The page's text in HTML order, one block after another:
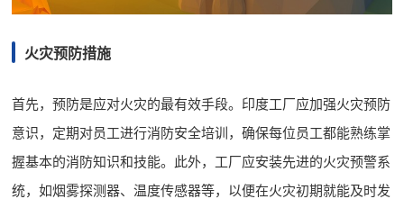
火灾预防措施
首先，预防是应对火灾的最有效手段。印度工厂应加强火灾预防
意识，定期对员工进行消防安全培训，确保每位员工都能熟练掌
握基本的消防知识和技能。此外，工厂应安装先进的火灾预警系
统，如烟雾探测器、温度传感器等，以便在火灾初期就能及时发